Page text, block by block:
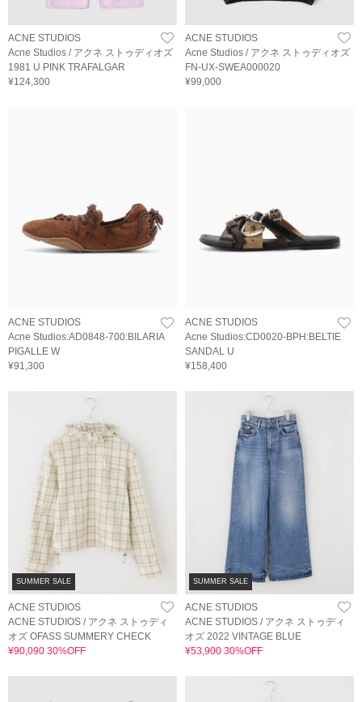
ACNE STUDIOS
Acne Studios / アクネ ストゥディオズ
1981 U PINK TRAFALGAR
¥124,300
ACNE STUDIOS
Acne Studios / アクネ ストゥディオズ
FN-UX-SWEA000020
¥99,000
ACNE STUDIOS
Acne Studios:AD0848-700:BILARIA
PIGALLE W
¥91,300
ACNE STUDIOS
Acne Studios:CD0020-BPH:BELTIE
SANDAL U
¥158,400
SUMMER SALE
ACNE STUDIOS
ACNE STUDIOS / アクネ ストゥディ
オズ OFASS SUMMERY CHECK
¥90,090 30%OFF
SUMMER SALE
ACNE STUDIOS
ACNE STUDIOS / アクネ ストゥディ
オズ 2022 VINTAGE BLUE
¥53,900 30%OFF